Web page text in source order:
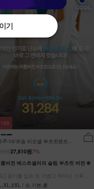
P-10/르솜 리오셀 부츠컷팬츠
7%
27,810원
버전 베스트셀러의 슬림 부츠컷 버전 ❄️
공기를 입은 듯 가볍고 뛰어난 신축성
슬림함을 더한 부츠컷 팬츠!
/ 숏,기본,롱
100
기
기